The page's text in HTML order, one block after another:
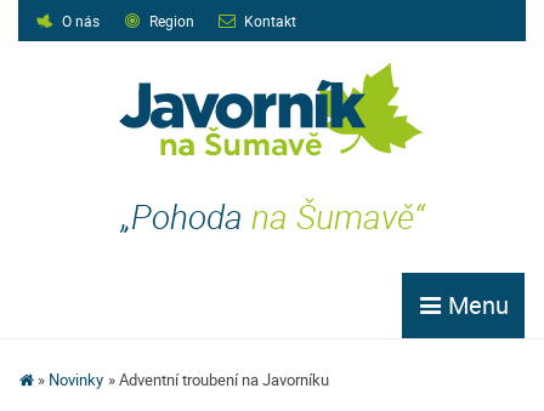
O nás Region Kontakt
„Pohoda na Šumavě“
Menu
Novinky Adventní troubení na Javorníku